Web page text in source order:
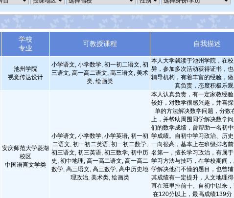
学校
专业
可教授课程 自我描述
池州学院
视觉传达设计
小学语文, 小学数学, 初一初二语文, 初
三语文, 高一高二语文, 高三语文, 美术
类, 绘画类
本人大学就读于池州学院，在
异，参加多次活动获得证书，
辅导机构，有着丰富的经验，
真负责，态度积极乐观
安庆师范大学菱湖
校区
中国语言文学类
小学语文, 小学数学, 小学英语, 初一初
二语文, 初一初二英语, 初一初二数学,
初三语文, 初三英语, 初三数学, 初中历
史, 初中地理, 高一高二语文, 高一高二
数学, 高三语文, 高三数学, 高中历史地
理政治, 美术类, 绘画类
本人认真负责，有一定家教经
较好，对数学很感兴趣，并喜
单的方法解决数学问题，分数
上，并帮助周围同学解决数学
们的数学成绩，曾帮助一名初
学成绩。自初中学习政治、历
一向很高，基本上在班级排名
名第一，擅长学习政治，有属
学习方法与技巧，在学校期间
学解决他们不懂的题目，也曾辅
其成绩有一定提升，人文地理
直在班里排前十。自初中以来
在120分以上，最高成绩139分